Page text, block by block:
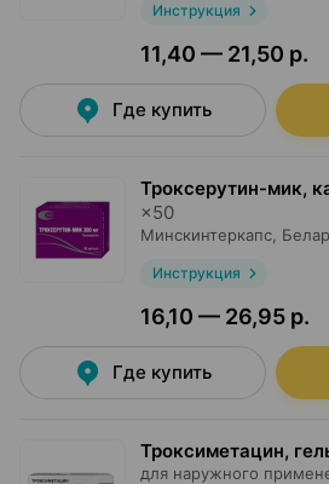
Инструкция
11,40 — 21,50 р.
Где купить
Троксерутин-мик,
×50
Минскинтеркапс ,
Инструкция
16,10 — 26,95 р.
Где купить
Троксиметацин,
для наружного